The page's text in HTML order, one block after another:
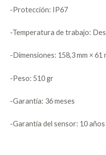
-Protección: IP67
-Temperatura de trabajo:
-Dimensiones: 158,3 mm × 61
-Peso: 510 gr
-Garantía: 36 meses
-Garantía del sensor: 10 años